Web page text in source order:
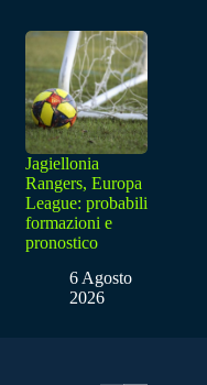
Jagiellonia
Rangers, Europa
League: probabili
formazioni e
pronostico
6 Agosto
2026